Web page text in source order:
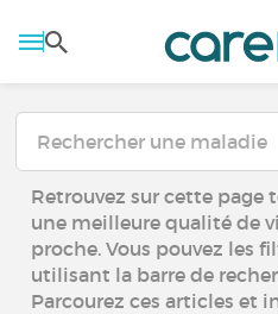
Retrouvez sur cette page
une meilleure qualité de
proche. Vous pouvez les
utilisant la barre de
Parcourez ces articles et